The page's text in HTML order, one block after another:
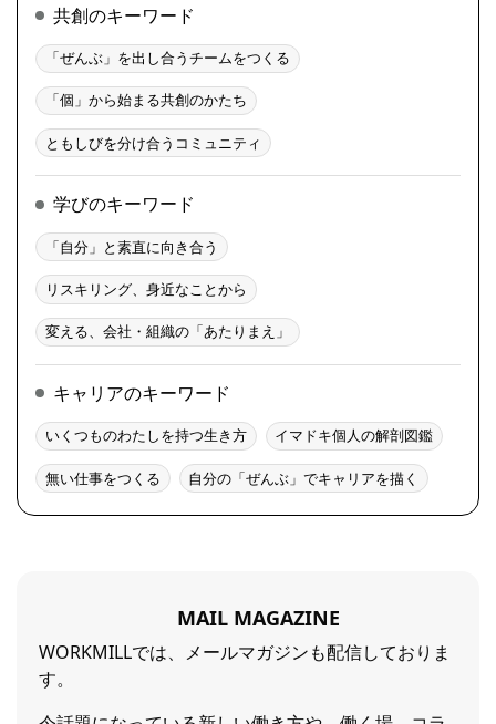
共創のキーワード
「ぜんぶ」を出し合うチームをつくる
「個」から始まる共創のかたち
ともしびを分け合うコミュニティ
学びのキーワード
「自分」と素直に向き合う
リスキリング、身近なことから
変える、会社・組織の「あたりまえ」
キャリアのキーワード
いくつものわたしを持つ生き方 イマドキ個人の解剖図鑑
無い仕事をつくる 自分の「ぜんぶ」でキャリアを描く
MAIL MAGAZINE
WORKMILLでは、メールマガジンも配信しておりま
す。